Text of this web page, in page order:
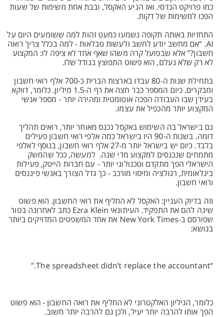
כמו פרויקט הנדסי. ואז הגיע האקסל, ובבת אחת משימות של שעות
הפכו למשימות של דקות.
התחזיות באותה תקופה נשמעו כמעט זהות למה ששומעים היום על
AI. “אם מחשב יודע לחשב ולעשות טבלאות - למה בכלל צריך רואה
חשבון?” אלא שבפועל קרה משהו שאף אחד לא ציפה לו: המקצוע
לא רק שלא נעלם, הוא פשוט התפוצץ בגודל שלו.
בתחילת שנות ה-80 עבדו בארצות הברית כ-700 אלף רואי חשבון
ומבקרים. כיום המספר כבר חצה את רף ה-1.5 מיליון. כלומר, דווקא
בעידן שבו העבודה הפכה אוטומטית ומהירה יותר - מספר אנשי
המקצוע יותר מהכפיל את עצמו.
גם בישראל בה השימוש באקסל נכנס מאוחר יותר, רואים תהליך
דומה. בשנות ה-90 היו בישראל כמה אלפי רואי חשבון פעילים
בלבד. כיום יש בישראל יותר מ-27 אלף רואי חשבון, בנוסף לאלפי
מתמחים שנכנסים למקצוע מדי שנה. למעשה, ככל שהמשק
הישראלי הפך מתקדם וטכנולוגי יותר - עם חברות הייטק, פעילות
בינלאומית, רגולציה ומיסוי מורכב - כך גדל הצורך באנשי פיננסים
ורואי חשבון.
וזה בדיוק העניין: האקסל לא החליף את רואי החשבון. הוא פשוט
שינה להם את התפקיד. העיתונאי Ezra Klein כתב לאחרונה בטור
שפורסם ב-New York Times את אחד המשפטים המדויקים ביותר
בנושא:
“The spreadsheet didn’t replace the accountant.”
כלומר, הגיליון האלקטרוני לא החליף את רואה החשבון - הוא פשוט
הפך אותו להרבה יותר יעיל, ולכן גם להרבה יותר חשוב.